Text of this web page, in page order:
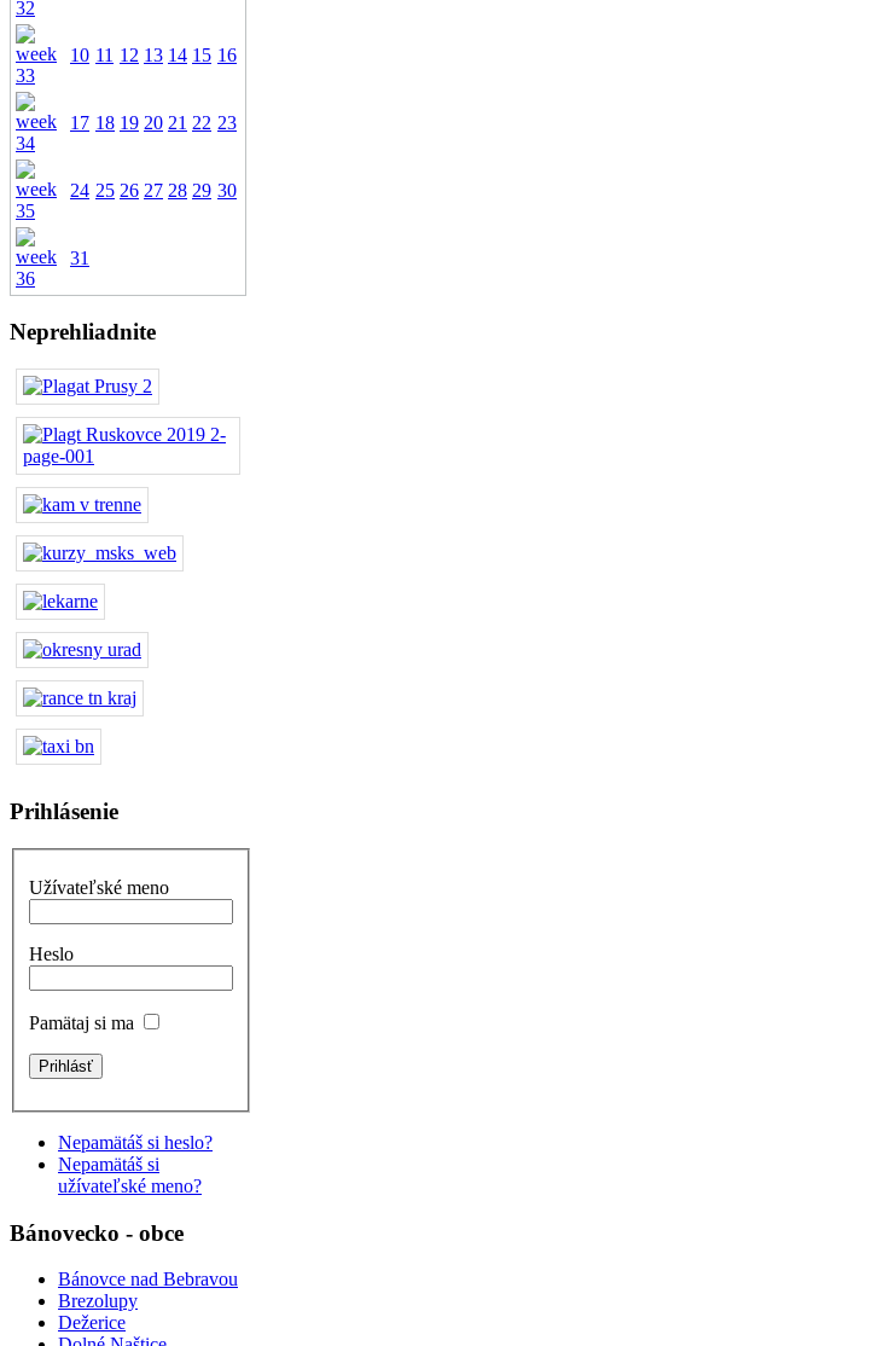
10 11 12 13 14 15 16
17 18 19 20 21 22 23
24 25 26 27 28 29 30
31
Neprehliadnite
Prihlásenie
Užívateľské meno
Heslo
Pamätaj si ma
Nepamätáš si heslo?
Nepamätáš si
užívateľské meno?
Bánovecko - obce
Bánovce nad Bebravou
Brezolupy
Dežerice